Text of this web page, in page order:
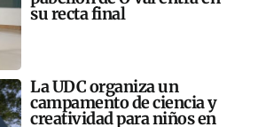
su recta final
La UDC organiza un
campamento de ciencia y
creatividad para niños en